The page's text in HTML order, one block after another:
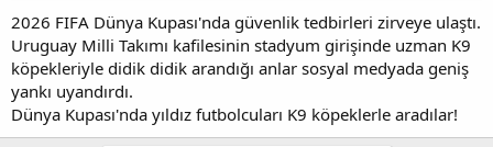
a
l
a
t
a
n
ç
t
r
i
h
i
2026 FIFA Dünya Kupası'nda güvenlik tedbirleri zirveye ulaştı.
Uruguay Milli Takımı kafilesinin stadyum girişinde uzman K9
köpekleriyle didik didik arandığı anlar sosyal medyada geniş
yankı uyandırdı.
Dünya Kupası'nda yıldız futbolcuları K9 köpeklerle aradılar!